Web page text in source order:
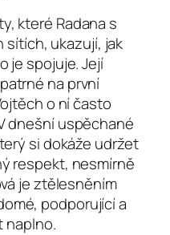
které Radana s
sítích, ukazují, jak
je spojuje. Její
na první
o ní často
dnešní uspěchané
si dokáže udržet
respekt, nesmírně
je ztělesněním
podporující a
naplno.